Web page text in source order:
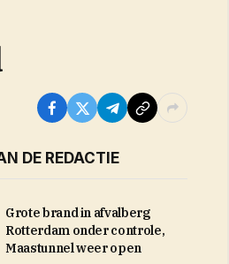
DE REDACTIE
Grote brand in afvalberg
Rotterdam onder controle,
Maastunnel weer open